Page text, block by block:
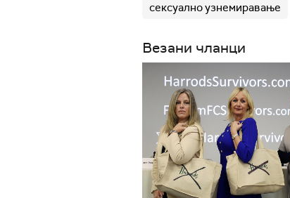
сексуално узнемиравање
Везани чланци